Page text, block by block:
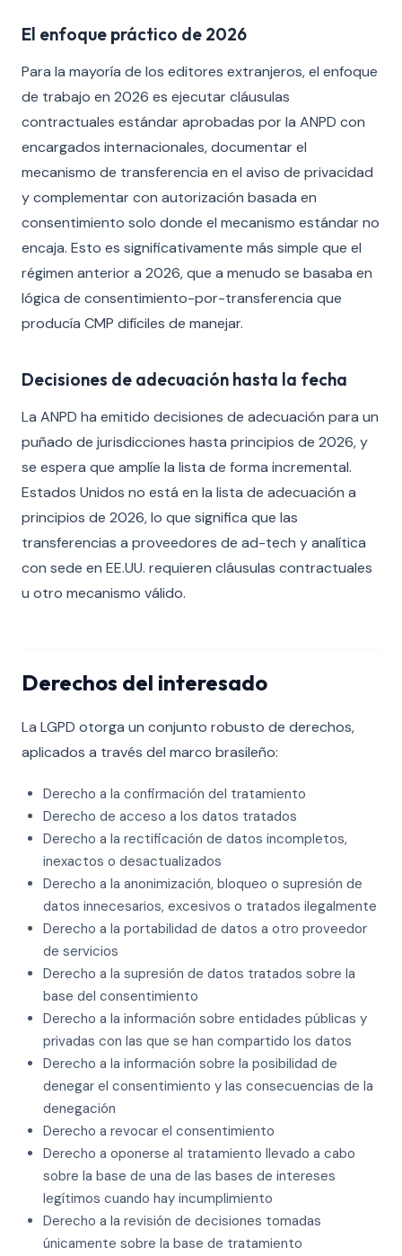
El enfoque práctico de 2026
Para la mayoría de los editores extranjeros, el enfoque
de trabajo en 2026 es ejecutar cláusulas
contractuales estándar aprobadas por la ANPD con
encargados internacionales, documentar el
mecanismo de transferencia en el aviso de privacidad
y complementar con autorización basada en
consentimiento solo donde el mecanismo estándar no
encaja. Esto es significativamente más simple que el
régimen anterior a 2026, que a menudo se basaba en
lógica de consentimiento-por-transferencia que
producía CMP difíciles de manejar.
Decisiones de adecuación hasta la fecha
La ANPD ha emitido decisiones de adecuación para un
puñado de jurisdicciones hasta principios de 2026, y
se espera que amplíe la lista de forma incremental.
Estados Unidos no está en la lista de adecuación a
principios de 2026, lo que significa que las
transferencias a proveedores de ad-tech y analítica
con sede en EE.UU. requieren cláusulas contractuales
u otro mecanismo válido.
Derechos del interesado
La LGPD otorga un conjunto robusto de derechos,
aplicados a través del marco brasileño:
Derecho a la confirmación del tratamiento
Derecho de acceso a los datos tratados
Derecho a la rectificación de datos incompletos,
inexactos o desactualizados
Derecho a la anonimización, bloqueo o supresión de
datos innecesarios, excesivos o tratados ilegalmente
Derecho a la portabilidad de datos a otro proveedor
de servicios
Derecho a la supresión de datos tratados sobre la
base del consentimiento
Derecho a la información sobre entidades públicas y
privadas con las que se han compartido los datos
Derecho a la información sobre la posibilidad de
denegar el consentimiento y las consecuencias de la
denegación
Derecho a revocar el consentimiento
Derecho a oponerse al tratamiento llevado a cabo
sobre la base de una de las bases de intereses
legítimos cuando hay incumplimiento
Derecho a la revisión de decisiones tomadas
únicamente sobre la base de tratamiento